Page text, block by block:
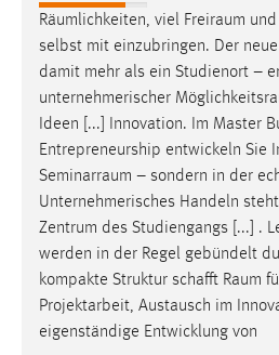
Räumlichkeiten, viel Freiraum
selbst mit einzubringen. Der
damit mehr als ein Studienort –
unternehmerischer
Ideen [...] Innovation. Im Master
Entrepreneurship entwickeln Sie
Seminarraum – sondern in der
Unternehmerisches Handeln
Zentrum des Studiengangs [...] .
werden in der Regel gebündelt
kompakte Struktur schafft Raum
Projektarbeit, Austausch im
eigenständige Entwicklung von